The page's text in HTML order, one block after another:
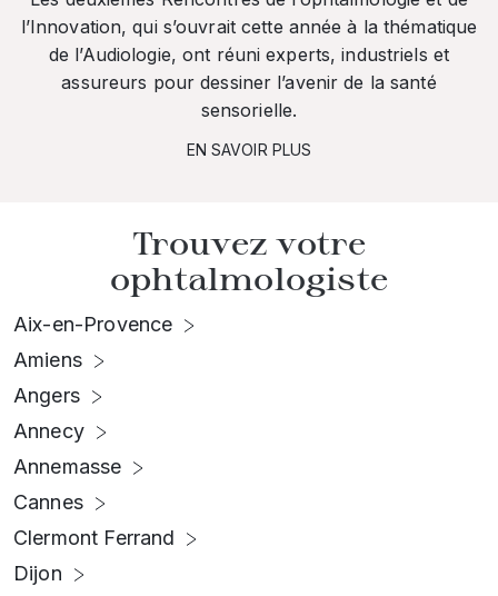
l’Innovation, qui s’ouvrait cette année à la thématique
de l’Audiologie, ont réuni experts, industriels et
assureurs pour dessiner l’avenir de la santé
sensorielle.
EN SAVOIR PLUS
Trouvez votre
ophtalmologiste
Aix-en-Provence
Amiens
Angers
Annecy
Annemasse
Cannes
Clermont Ferrand
Dijon